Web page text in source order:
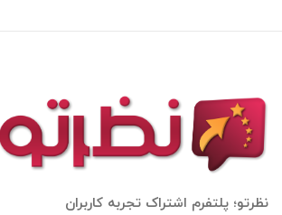
نظرتو؛ پلتفرم اشتراک تجربه کاربران